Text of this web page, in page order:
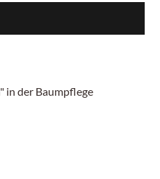
in der Baumpflege